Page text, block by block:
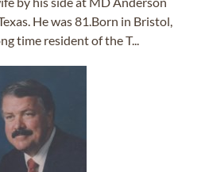
He was 81.Born in Bristol,
time resident of the T...